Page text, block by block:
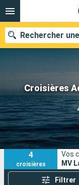
Croisières
Rechercher
Nos destinations
Mois de départ
Ports
4
croisières
Vos
MV
Filtrer